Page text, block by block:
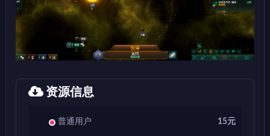
资源信息
普通用户 15元